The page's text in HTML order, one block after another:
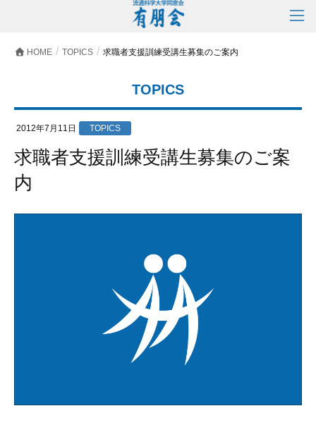
HOME TOPICS 求職者支援訓練受講生募集のご案内
TOPICS
2012年7月11日 TOPICS
求職者支援訓練受講生募集のご案
内